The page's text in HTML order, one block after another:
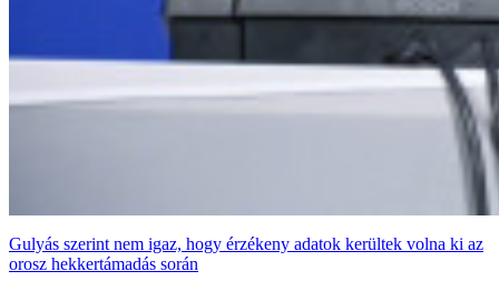
Gulyás szerint nem igaz, hogy érzékeny adatok kerültek volna ki az
orosz hekkertámadás során